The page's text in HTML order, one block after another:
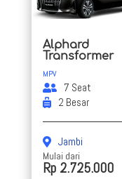
Alphard
Transformer
MPV
7 Seat
2 Besar
Jambi
Mulai dari
Rp 2.725.000